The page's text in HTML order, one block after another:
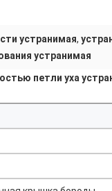
устранимая,
устранимая
петли уха